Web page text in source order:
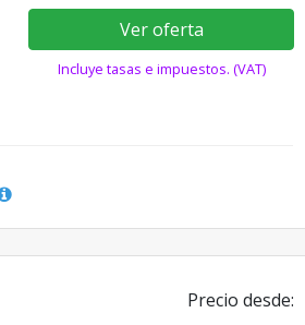
Ver oferta
Incluye tasas e impuestos. (VAT)
Precio desde: